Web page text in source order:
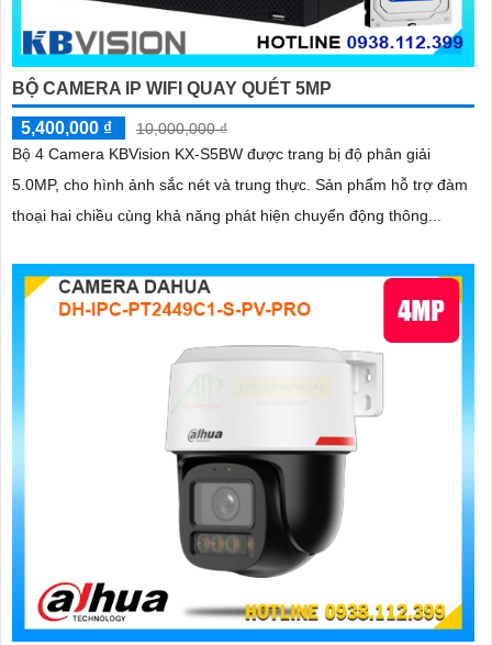
BỘ CAMERA IP WIFI QUAY QUÉT 5MP
5,400,000 ₫
10,000,000 ₫
Bộ 4 Camera KBVision KX-S5BW được trang bị độ phân giải
5.0MP, cho hình ảnh sắc nét và trung thực. Sản phẩm hỗ trợ đàm
thoại hai chiều cùng khả năng phát hiện chuyển động thông...